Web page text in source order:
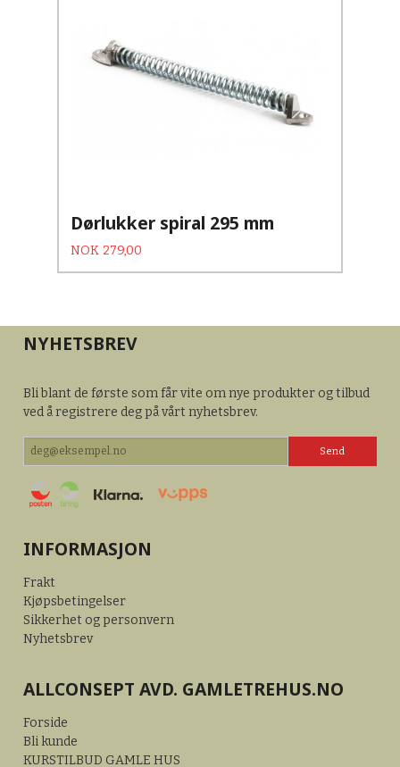
Dørlukker spiral 295 mm
Tilbud
NOK 279,00Rabatt
NYHETSBREV
Bli blant de første som får vite om nye produkter og tilbud
ved å registrere deg på vårt nyhetsbrev.
INFORMASJON
Frakt
Kjøpsbetingelser
Sikkerhet og personvern
Nyhetsbrev
ALLCONSEPT AVD. GAMLETREHUS.NO
Forside
Bli kunde
KURSTILBUD GAMLE HUS